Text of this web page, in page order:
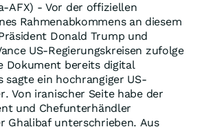
AFX) - Vor der offiziellen
Rahmenabkommens an diesem
Donald Trump und
US-Regierungskreisen zufolge
Dokument bereits digital
sagte ein hochrangiger US-
Von iranischer Seite habe der
und Chefunterhändler
Ghalibaf unterschrieben. Aus